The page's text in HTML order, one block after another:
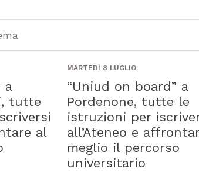
a
tutte
al
MARTEDÌ 8 LUGLIO
“Uniud on board” a
Pordenone, tutte le
istruzioni per
all’Ateneo e
meglio il percorso
universitario